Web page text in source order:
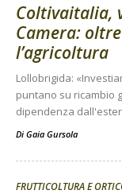
Coltivaitalia,
Camera:
l’agricoltura
Lollobrigida:
puntano su ricambio
dipendenza
Di Gaia Gursola
FRUTTICOLTURA E